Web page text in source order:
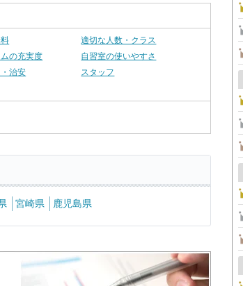
適切な人数・クラス
の充実度
自習室の使いやすさ
治安
スタッフ
宮崎県 鹿児島県